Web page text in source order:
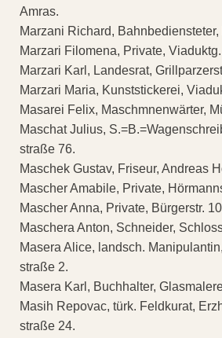
Amras.
Marzani Richard,
Marzari Filomena, Private,
Marzari Karl, Landesrat,
Marzari Maria, Kunststickerei,
Masarei Felix, Maschmnenwärter,
Maschat Julius,
straße 76.
Maschek Gustav, Friseur, Andreas
Mascher Amabile, Private,
Mascher Anna, Private, Bürgerstr.
Maschera Anton, Schneider,
Masera Alice, landsch.
straße 2.
Masera Karl, Buchhalter,
Masih Repovac, türk. Feldkurat,
straße 24.